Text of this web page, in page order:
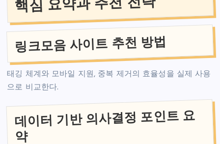
링크모음 사이트 추천 방법
태깅 체계와 모바일 지원, 중복 제거의 효율성을 실제 사용
으로 비교한다.
데이터 기반 의사결정 포인트 요
약